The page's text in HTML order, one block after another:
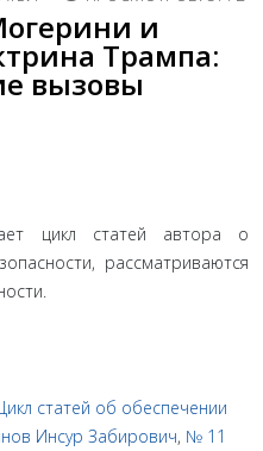
и
Трампа:
вызовы
цикл статей автора о
рассматриваются
статей об обеспечении
Инсур Забирович, № 11